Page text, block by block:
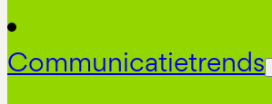
Communicatietrends